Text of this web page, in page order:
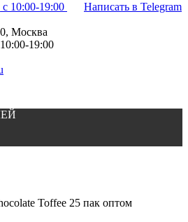
10:00-19:00
Написать в Telegram
Москва
19:00
Toffee 25 пак оптом